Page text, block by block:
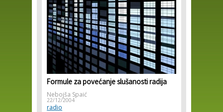
Formule za povećanje slušanosti radija
Nebojša Spaić
22/12/2004
radio